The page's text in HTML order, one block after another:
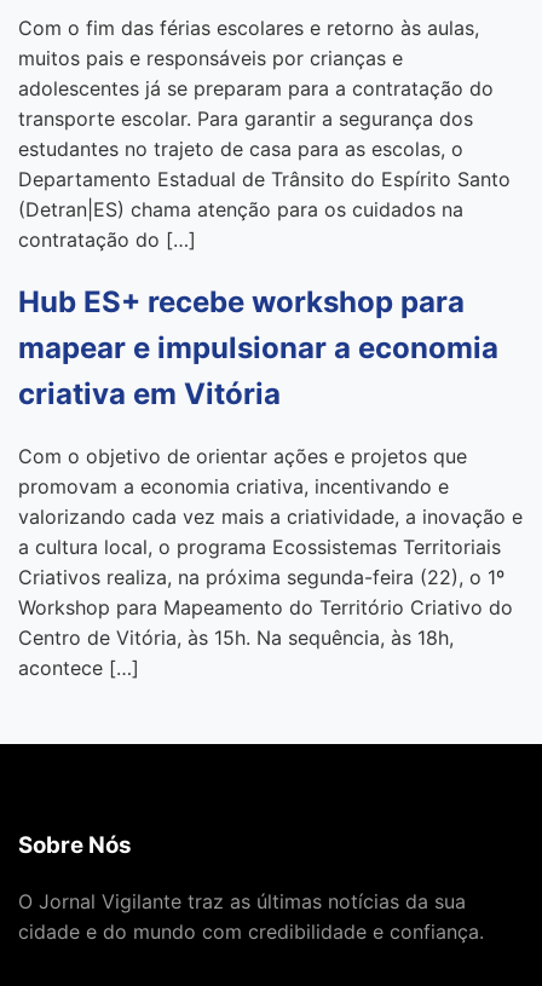
Com o fim das férias escolares e retorno às aulas,
muitos pais e responsáveis por crianças e
adolescentes já se preparam para a contratação do
transporte escolar. Para garantir a segurança dos
estudantes no trajeto de casa para as escolas, o
Departamento Estadual de Trânsito do Espírito Santo
(Detran|ES) chama atenção para os cuidados na
contratação do […]
Hub ES+ recebe workshop para
mapear e impulsionar a economia
criativa em Vitória
Com o objetivo de orientar ações e projetos que
promovam a economia criativa, incentivando e
valorizando cada vez mais a criatividade, a inovação e
a cultura local, o programa Ecossistemas Territoriais
Criativos realiza, na próxima segunda-feira (22), o 1º
Workshop para Mapeamento do Território Criativo do
Centro de Vitória, às 15h. Na sequência, às 18h,
acontece […]
Sobre Nós
O Jornal Vigilante traz as últimas notícias da sua
cidade e do mundo com credibilidade e confiança.